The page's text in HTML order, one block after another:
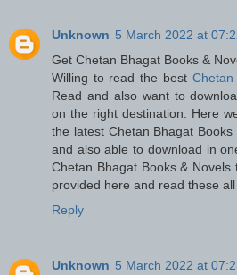
Unknown 5 March 2022 at
Get Chetan Bhagat Books &
Willing to read the best
Read and also want to
on the right destination. Here
the latest Chetan Bhagat
and also able to download in
Chetan Bhagat Books &
provided here and read these all
Reply
Unknown 5 March 2022 at